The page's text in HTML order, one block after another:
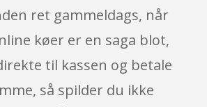
ret gammeldags, når
køer er en saga blot,
til kassen og betale
så spilder du ikke